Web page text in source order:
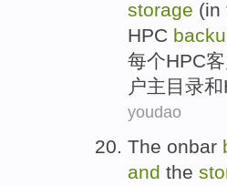
storage (in
HPC
每个HPC
户主目录和
youdao
The onbar
and the